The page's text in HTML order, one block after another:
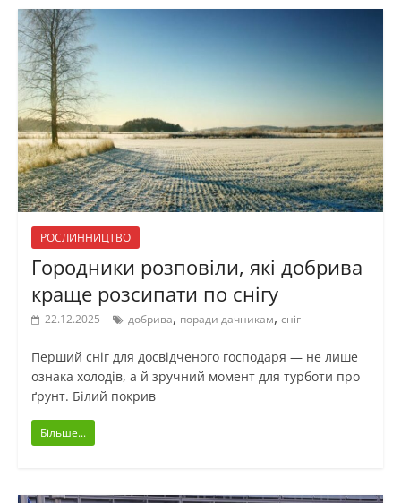
РОСЛИННИЦТВО
Городники розповіли, які добрива
краще розсипати по снігу
22.12.2025 добрива, поради дачникам, сніг
Перший сніг для досвідченого господаря — не лише
ознака холодів, а й зручний момент для турботи про
ґрунт. Білий покрив
Більше...